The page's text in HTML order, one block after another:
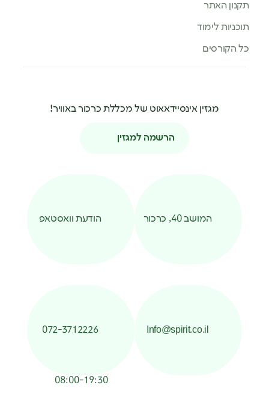
תקנון האתר
תוכניות לימוד
כל הקורסים
מגזין אינסיידאאוט של מכללת כרכור באוויר!
הרשמה למגזין
המושב 40, כרכור הודעת וואסטאפ
Info@spirit.co.il
072-3712226
08:00-19:30